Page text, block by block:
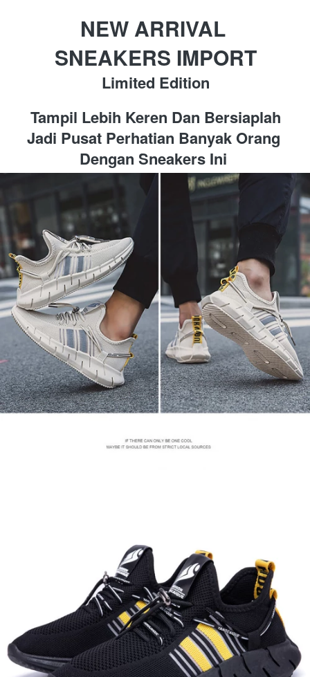
NEW ARRIVAL
SNEAKERS IMPORT
Limited Edition
Tampil Lebih Keren Dan Bersiaplah
Jadi Pusat Perhatian Banyak Orang
Dengan Sneakers Ini